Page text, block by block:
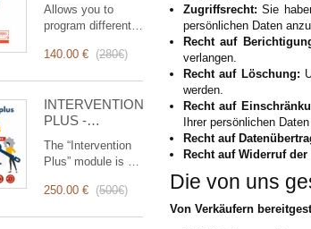
event,
notification)
Allows you to
program different
based on a trigger.
140.00 € (280€)
INTERVENTION
PLUS -
Management of
Interventions
The “Intervention
Plus” module is a
that simplifies and
250.00 € (500€)
Zugriffsrecht: Sie
persönlichen Daten
Recht auf
verlangen.
Recht auf Löschung:
werden.
Recht auf
Ihrer persönlichen
Recht auf
Recht auf Widerruf
Die von uns
Von Verkäufern